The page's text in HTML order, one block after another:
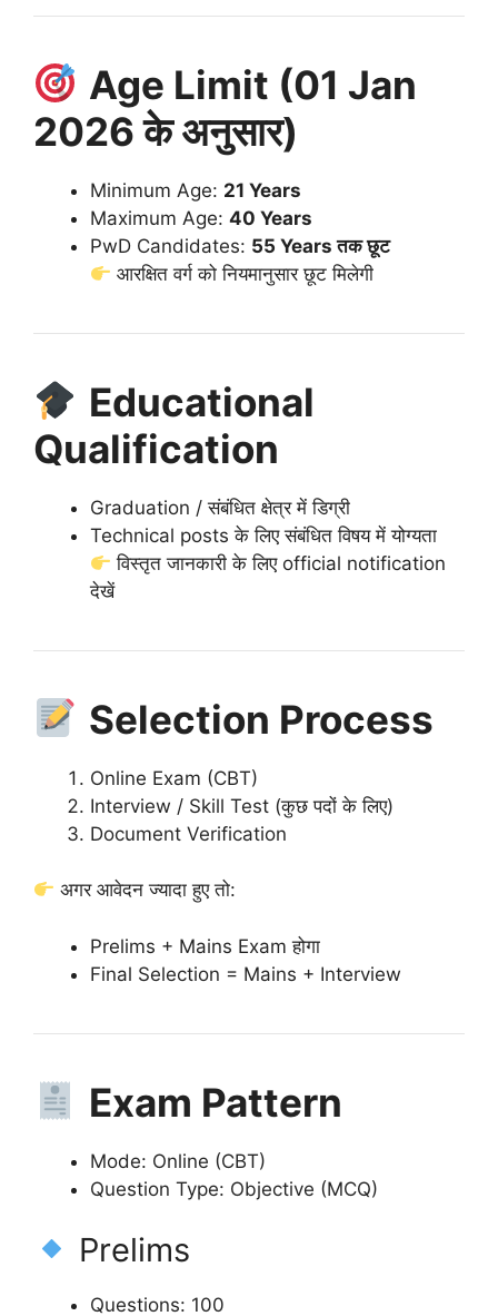
Age Limit (01 Jan
2026 के अनुसार)
Minimum Age: 21 Years
Maximum Age: 40 Years
PwD Candidates: 55 Years तक छूट
आरक्षित वर्ग को नियमानुसार छूट मिलेगी
Educational
Qualification
Graduation / संबंधित क्षेत्र में डिग्री
Technical posts के लिए संबंधित विषय में योग्यता
विस्तृत जानकारी के लिए official notification
देखें
Selection Process
Online Exam (CBT)
Interview / Skill Test (कुछ पदों के लिए)
Document Verification
अगर आवेदन ज्यादा हुए तो:
Prelims + Mains Exam होगा
Final Selection = Mains + Interview
Exam Pattern
Mode: Online (CBT)
Question Type: Objective (MCQ)
Prelims
Questions: 100